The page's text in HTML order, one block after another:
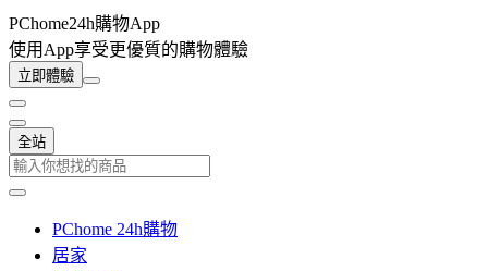
PChome24h購物App
使用App享受更優質的購物體驗
立即體驗
全站
PChome 24h購物
居家